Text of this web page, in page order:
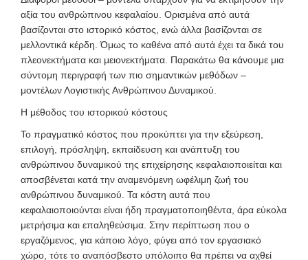
αξία του ανθρώπινου κεφαλαίου. Ορισμένα από αυτά
βασίζονται στο ιστορικό κόστος, ενώ άλλα βασίζονται σε
μελλοντικά κέρδη. Όμως το καθένα από αυτά έχει τα δικά του
πλεονεκτήματα και μειονεκτήματα. Παρακάτω θα κάνουμε μια
σύντομη περιγραφή των πιο σημαντικών μεθόδων –
μοντέλων Λογιστικής Ανθρώπινου Δυναμικού.
Η μέθοδος του ιστορικού κόστους
Το πραγματικό κόστος που προκύπτει για την εξεύρεση,
επιλογή, πρόσληψη, εκπαίδευση και ανάπτυξη του
ανθρώπινου δυναμικού της επιχείρησης κεφαλαιοποιείται και
αποσβένεται κατά την αναμενόμενη ωφέλιμη ζωή του
ανθρώπινου δυναμικού. Τα κόστη αυτά που
κεφαλαιοποιούνται είναι ήδη πραγματοποιηθέντα, άρα εύκολα
μετρήσιμα και επαληθεύσιμα. Στην περίπτωση που ο
εργαζόμενος, για κάποιο λόγο, φύγει από τον εργασιακό
χώρο, τότε το αναπόσβεστο υπόλοιπο θα πρέπει να αχθεί